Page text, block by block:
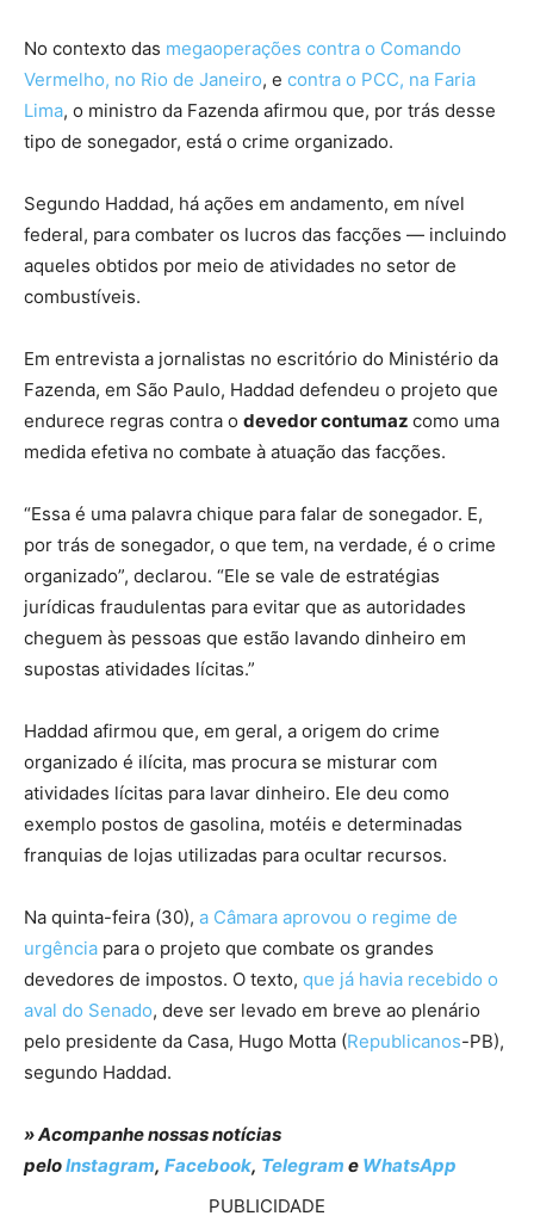
No contexto das megaoperações contra o Comando
Vermelho, no Rio de Janeiro, e contra o PCC, na Faria
Lima, o ministro da Fazenda afirmou que, por trás desse
tipo de sonegador, está o crime organizado.
Segundo Haddad, há ações em andamento, em nível
federal, para combater os lucros das facções — incluindo
aqueles obtidos por meio de atividades no setor de
combustíveis.
Em entrevista a jornalistas no escritório do Ministério da
Fazenda, em São Paulo, Haddad defendeu o projeto que
endurece regras contra o devedor contumaz como uma
medida efetiva no combate à atuação das facções.
“Essa é uma palavra chique para falar de sonegador. E,
por trás de sonegador, o que tem, na verdade, é o crime
organizado”, declarou. “Ele se vale de estratégias
jurídicas fraudulentas para evitar que as autoridades
cheguem às pessoas que estão lavando dinheiro em
supostas atividades lícitas.”
Haddad afirmou que, em geral, a origem do crime
organizado é ilícita, mas procura se misturar com
atividades lícitas para lavar dinheiro. Ele deu como
exemplo postos de gasolina, motéis e determinadas
franquias de lojas utilizadas para ocultar recursos.
Na quinta-feira (30), a Câmara aprovou o regime de
urgência para o projeto que combate os grandes
devedores de impostos. O texto, que já havia recebido o
aval do Senado, deve ser levado em breve ao plenário
pelo presidente da Casa, Hugo Motta (Republicanos-PB),
segundo Haddad.
» Acompanhe nossas notícias
peloInstagram, Facebook, Telegram e WhatsApp
PUBLICIDADE